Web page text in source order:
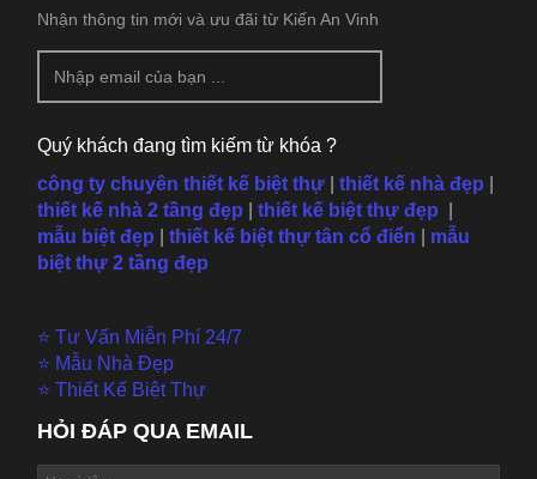
Nhận thông tin mới và ưu đãi từ Kiến An Vinh
Quý khách đang tìm kiếm từ khóa ?
công ty chuyên thiết kế biệt thự |thiết kế nhà đẹp
thiết kế nhà 2 tầng đẹp
thiết kế biệt thự đẹp
mẫu biệt đẹp thiết kế biệt thự tân cổ điển
mẫu
biệt thự 2 tầng đẹp
⭐ Tư Vấn Miễn Phí 24/7
⭐ Mẫu Nhà Đẹp
⭐ Thiết Kế Biệt Thự
HỎI ĐÁP QUA EMAIL